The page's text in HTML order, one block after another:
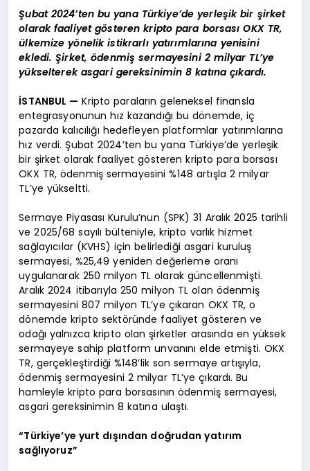
Şubat 2024’ten bu yana Türkiye’de yerleşik bir şirket
olarak faaliyet gösteren kripto para borsası OKX TR,
ülkemize yönelik istikrarlı yatırımlarına yenisini
ekledi. Şirket, ödenmiş sermayesini 2 milyar TL’ye
yükselterek asgari gereksinimin 8 katına çıkardı.
İSTANBUL — Kripto paraların geleneksel finansla
entegrasyonunun hız kazandığı bu dönemde, iç
pazarda kalıcılığı hedefleyen platformlar yatırımlarına
hız verdi. Şubat 2024’ten bu yana Türkiye’de yerleşik
bir şirket olarak faaliyet gösteren kripto para borsası
OKX TR, ödenmiş sermayesini %148 artışla 2 milyar
TL’ye yükseltti.
Sermaye Piyasası Kurulu’nun (SPK) 31 Aralık 2025 tarihli
ve 2025/68 sayılı bülteniyle, kripto varlık hizmet
sağlayıcılar (KVHS) için belirlediği asgari kuruluş
sermayesi, %25,49 yeniden değerleme oranı
uygulanarak 250 milyon TL olarak güncellenmişti.
Aralık 2024 itibarıyla 250 milyon TL olan ödenmiş
sermayesini 807 milyon TL’ye çıkaran OKX TR, o
dönemde kripto sektöründe faaliyet gösteren ve
odağı yalnızca kripto olan şirketler arasında en yüksek
sermayeye sahip platform unvanını elde etmişti. OKX
TR, gerçekleştirdiği %148’lik son sermaye artışıyla,
ödenmiş sermayesini 2 milyar TL’ye çıkardı. Bu
hamleyle kripto para borsasının ödenmiş sermayesi,
asgari gereksinimin 8 katına ulaştı.
“Türkiye’ye yurt dışından doğrudan yatırım
sağlıyoruz”